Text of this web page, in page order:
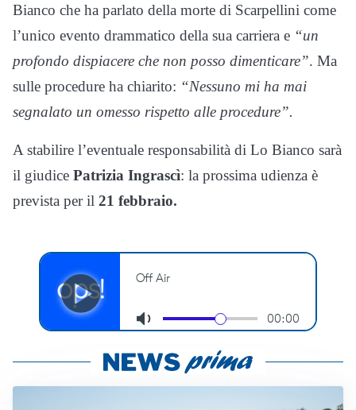
Bianco che ha parlato della morte di Scarpellini come
l’unico evento drammatico della sua carriera e “un
profondo dispiacere che non posso dimenticare”. Ma
sulle procedure ha chiarito: “Nessuno mi ha mai
segnalato un omesso rispetto alle procedure”.
A stabilire l’eventuale responsabilità di Lo Bianco sarà
il giudice Patrizia Ingrascì: la prossima udienza è
prevista per il 21 febbraio.